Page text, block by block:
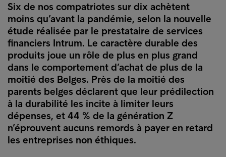
Six de nos compatriotes sur dix achètent
moins qu’avant la pandémie, selon la nouvelle
étude réalisée par le prestataire de services
financiers Intrum. Le caractère durable des
produits joue un rôle de plus en plus grand
dans le comportement d’achat de plus de la
moitié des Belges. Près de la moitié des
parents belges déclarent que leur prédilection
à la durabilité les incite à limiter leurs
dépenses, et 44 % de la génération Z
n’éprouvent aucuns remords à payer en retard
les entreprises non éthiques.